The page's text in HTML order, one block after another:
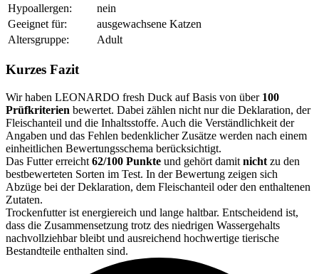
Hypoallergen:
nein
Geeignet für:
ausgewachsene Katzen
Altersgruppe:
Adult
Kurzes Fazit
Wir haben LEONARDO fresh Duck auf Basis von über 100
Prüfkriterien bewertet. Dabei zählen nicht nur die Deklaration, der
Fleischanteil und die Inhaltsstoffe. Auch die Verständlichkeit der
Angaben und das Fehlen bedenklicher Zusätze werden nach einem
einheitlichen Bewertungsschema berücksichtigt.
Das Futter erreicht 62/100 Punkte und gehört damit nicht zu den
bestbewerteten Sorten im Test. In der Bewertung zeigen sich
Abzüge bei der Deklaration, dem Fleischanteil oder den enthaltenen
Zutaten.
Trockenfutter ist energiereich und lange haltbar. Entscheidend ist,
dass die Zusammensetzung trotz des niedrigen Wassergehalts
nachvollziehbar bleibt und ausreichend hochwertige tierische
Bestandteile enthalten sind.